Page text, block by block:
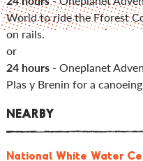
World to ride the Fforest
on rails.
or
24 hours- Oneplanet
Plas y Brenin for a
NEARBY
National White Water